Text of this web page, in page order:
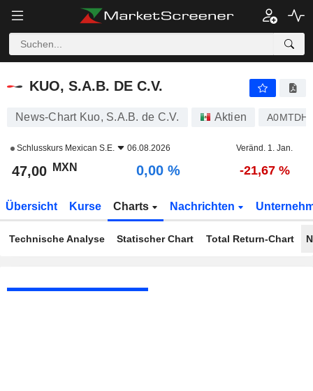
KUO, S.A.B. DE C.V.
KUO, S.A.B. DE C.V.
News-Chart Kuo, S.A.B. de C.V. Aktien A0MTDH
Schlusskurs Mexican S.E. 06.08.2026 Veränd. 1. Jan.
47,00 MXN 0,00 % -21,67 %
Übersicht Kurse Charts Nachrichten
Technische Analyse Statischer Chart Total Return-Chart